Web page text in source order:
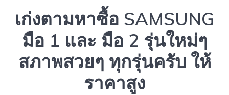
เก่งตามหาซื้อ SAMSUNG
มือ 1 และ มือ 2 รุ่นใหม่ๆ
สภาพสวยๆ ทุกรุ่นครับ ให้
ราคาสูง